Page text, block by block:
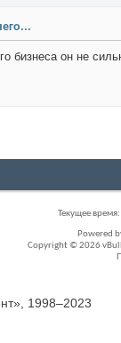
бизнеса он не
Текущее время:
Powered
Copyright © 2026
1998–2023